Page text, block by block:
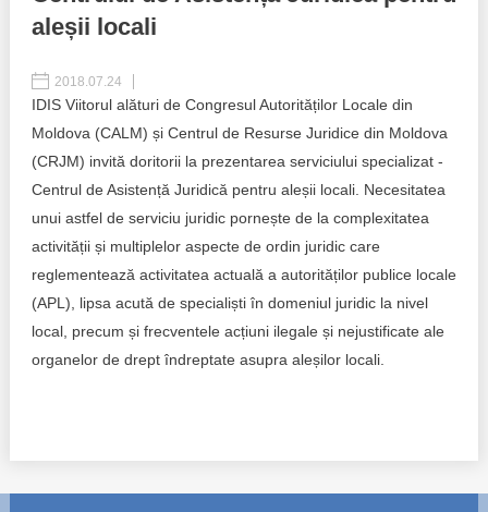
Projects in progres
Implemented projects
Procedures manual
Notes & positions
Institutional Charter IDIS
Best parctices
Governance transparency
Sociometric Laboratory
People Watch
National Business Agenda
15 minutes of economic realism
Transparency of state – owned enterprises
aleșii locali
2018.07.24
IDIS Viitorul alături de Congresul Autorităților Locale din
Moldova (CALM) și Centrul de Resurse Juridice din Moldova
(CRJM) invită doritorii la prezentarea serviciului specializat -
Centrul de Asistență Juridică pentru aleșii locali. Necesitatea
unui astfel de serviciu juridic pornește de la complexitatea
activității și multiplelor aspecte de ordin juridic care
reglementează activitatea actuală a autorităților publice locale
(APL), lipsa acută de specialiști în domeniul juridic la nivel
local, precum și frecventele acțiuni ilegale și nejustificate ale
organelor de drept îndreptate asupra aleșilor locali.